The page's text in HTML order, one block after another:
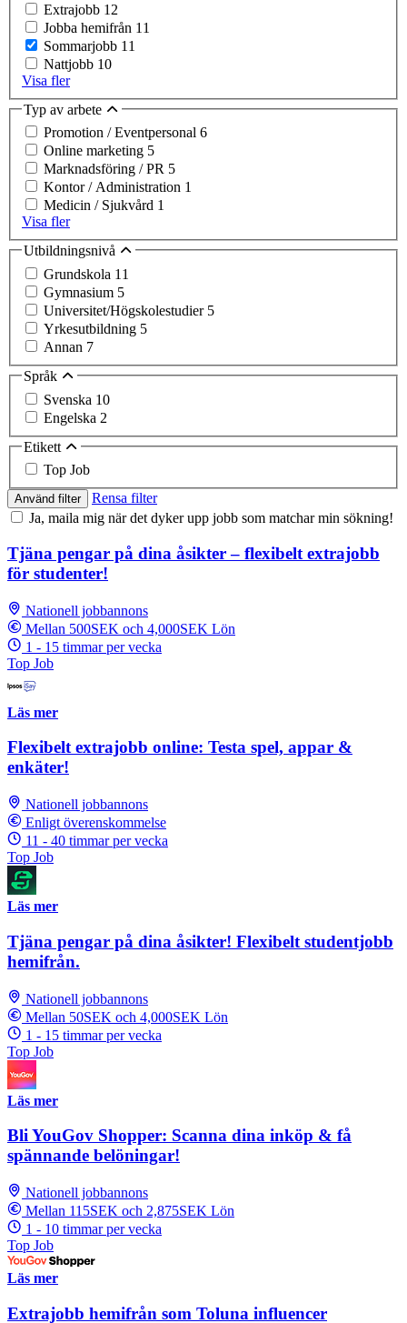
Extrajobb 12
Jobba hemifrån 11
Sommarjobb 11
Nattjobb 10
Visa fler
Typ av arbete
Promotion / Eventpersonal 6
Online marketing 5
Marknadsföring / PR 5
Kontor / Administration 1
Medicin / Sjukvård 1
Visa fler
Utbildningsnivå
Grundskola 11
Gymnasium 5
Universitet/Högskolestudier 5
Yrkesutbildning 5
Annan 7
Språk
Svenska 10
Engelska 2
Etikett
Top Job
Använd filter
Rensa filter
Ja, maila mig när det dyker upp jobb som matchar min sökning!
Tjäna pengar på dina åsikter – flexibelt extrajobb
för studenter!
Nationell jobbannons
Mellan 500SEK och 4,000SEK Lön
1 - 15 timmar per vecka
Top Job
Läs mer
Flexibelt extrajobb online: Testa spel, appar &
enkäter!
Nationell jobbannons
Enligt överenskommelse
11 - 40 timmar per vecka
Top Job
Läs mer
Tjäna pengar på dina åsikter! Flexibelt studentjobb
hemifrån.
Nationell jobbannons
Mellan 50SEK och 4,000SEK Lön
1 - 15 timmar per vecka
Top Job
Läs mer
Bli YouGov Shopper: Scanna dina inköp & få
spännande belöningar!
Nationell jobbannons
Mellan 115SEK och 2,875SEK Lön
1 - 10 timmar per vecka
Top Job
Läs mer
Extrajobb hemifrån som Toluna influencer